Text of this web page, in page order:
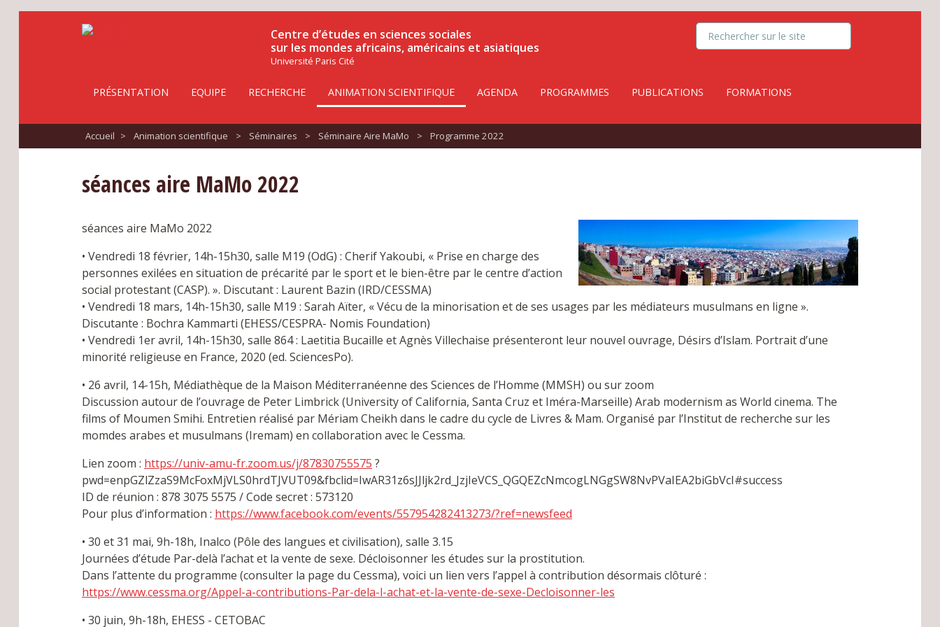
Centre d’études en sciences sociales
sur les mondes africains, américains et asiatiques
Université Paris Cité
PRÉSENTATION EQUIPE RECHERCHE ANIMATION SCIENTIFIQUE AGENDA PROGRAMMES PUBLICATIONS FORMATIONS
Accueil > Animation scientifique > Séminaires > Séminaire Aire MaMo > Programme 2022
séances aire MaMo 2022
séances aire MaMo 2022
• Vendredi 18 février, 14h-15h30, salle M19 (OdG) : Cherif Yakoubi, « Prise en charge des
personnes exilées en situation de précarité par le sport et le bien-être par le centre d’action
social protestant (CASP). ». Discutant : Laurent Bazin (IRD/CESSMA)
• Vendredi 18 mars, 14h-15h30, salle M19 : Sarah Aïter, « Vécu de la minorisation et de ses usages par les médiateurs musulmans en ligne ».
Discutante : Bochra Kammarti (EHESS/CESPRA- Nomis Foundation)
• Vendredi 1er avril, 14h-15h30, salle 864 : Laetitia Bucaille et Agnès Villechaise présenteront leur nouvel ouvrage, Désirs d’Islam. Portrait d’une
minorité religieuse en France, 2020 (ed. SciencesPo).
• 26 avril, 14-15h, Médiathèque de la Maison Méditerranéenne des Sciences de l’Homme (MMSH) ou sur zoom
Discussion autour de l’ouvrage de Peter Limbrick (University of California, Santa Cruz et Iméra-Marseille) Arab modernism as World cinema. The
films of Moumen Smihi. Entretien réalisé par Mériam Cheikh dans le cadre du cycle de Livres & Mam. Organisé par l’Institut de recherche sur les
momdes arabes et musulmans (Iremam) en collaboration avec le Cessma.
Lien zoom : https://univ-amu-fr.zoom.us/j/87830755575 ?
pwd=enpGZlZzaS9McFoxMjVLS0hrdTJVUT09&fbclid=IwAR31z6sJJljk2rd_JzjIeVCS_QGQEZcNmcogLNGgSW8NvPVaIEA2biGbVcI#success
ID de réunion : 878 3075 5575 / Code secret : 573120
Pour plus d’information : https://www.facebook.com/events/557954282413273/?ref=newsfeed
• 30 et 31 mai, 9h-18h, Inalco (Pôle des langues et civilisation), salle 3.15
Journées d’étude Par-delà l’achat et la vente de sexe. Décloisonner les études sur la prostitution.
Dans l’attente du programme (consulter la page du Cessma), voici un lien vers l’appel à contribution désormais clôturé :
https://www.cessma.org/Appel-a-contributions-Par-dela-l-achat-et-la-vente-de-sexe-Decloisonner-les
• 30 juin, 9h-18h, EHESS - CETOBAC